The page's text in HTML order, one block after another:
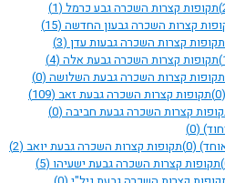
תקופות קצרות השכרה גבע כרמל (1)
קצרות השכרה גבעון החדשה (15)
תקופות קצרות השכרה גבעות עדן (3)
תקופות קצרות השכרה גבעת אלה (4)
תקופות קצרות השכרה גבעת השלושה (0)
(0) תקופות קצרות השכרה גבעת זאב (109)
קצרות השכרה גבעת חביבה (0)
(0)
(0) תקופות קצרות השכרה גבעת יואב (2)
תקופות קצרות השכרה גבעת ישעיהו (5)